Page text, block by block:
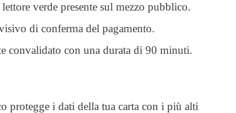
verde presente sul mezzo pubblico.
di conferma del pagamento.
convalidato con una durata di 90 minuti.
protegge i dati della tua carta con i più alti